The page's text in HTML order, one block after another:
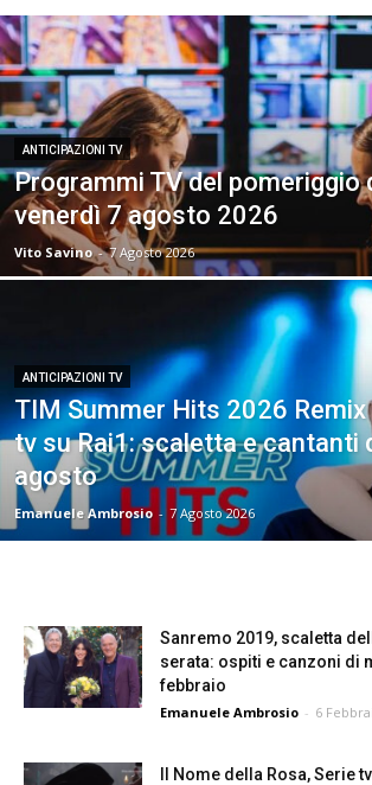
ANTICIPAZIONI TV
Programmi TV del pomeriggio
venerdì 7 agosto 2026
Vito Savino - 7 Agosto 2026
ANTICIPAZIONI TV
TIM Summer Hits 2026
tv su Rai1: scaletta e cantanti
agosto
Emanuele Ambrosio - 7 Agosto 2026
Sanremo 2019, scaletta
serata: ospiti e canzoni di
febbraio
Emanuele Ambrosio - 6
Il Nome della Rosa, Serie